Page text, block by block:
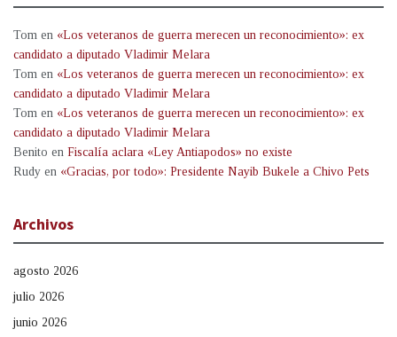
Tom en «Los veteranos de guerra merecen un reconocimiento»: ex
candidato a diputado Vladimir Melara
Tom en «Los veteranos de guerra merecen un reconocimiento»: ex
candidato a diputado Vladimir Melara
Tom en «Los veteranos de guerra merecen un reconocimiento»: ex
candidato a diputado Vladimir Melara
Benito en Fiscalía aclara «Ley Antiapodos» no existe
Rudy en «Gracias, por todo»: Presidente Nayib Bukele a Chivo Pets
Archivos
agosto 2026
julio 2026
junio 2026